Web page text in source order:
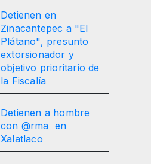
Detienen en
Zinacantepec a "El
Plátano", presunto
extorsionador y
objetivo prioritario de
la Fiscalía
Detienen a hombre
con @rma en
Xalatlaco